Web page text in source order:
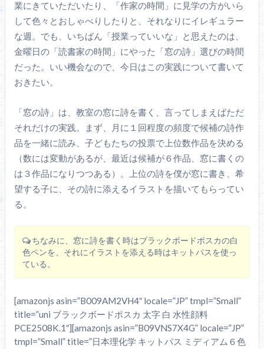
業にきていただいたり、「作家の時間」に見学の方がいら
して色々とおしゃべりしたりと、それなりにイレギュラー
な週。でも、いちばん「授業っていいな」と思えたのは、
金曜日の「読書家の時間」にやった「窓の詩」選びの時間
だった。いい機会なので、今日はこの実践について書いて
おきたい。
「窓の詩」は、教室の窓に詩を書く、言ってしまえばただ
それだけの実践。まず、月に１回程度の頻度で候補の詩作
品を一緒に読み、子どもたちの投票で上位数作品を決める
（数には変動があるが、最近は候補が６作品、窓に書くの
は３作品になりつつある）。上位の詩を僕が窓に書き、希
望する子に、その詩に添えるイラストを描いてもらってい
る。
ちなみに、窓に詩を書く時はブラックボードポスカの白
色ペンを、それにイラストを添える時はキットパスを使っ
ている。
[amazonjs asin=”B009AM2VH4″ locale=”JP” tmpl=”Small”
title=”uni ブラックボードポスカ 太字 白 水性顔料
PCE2508K.1″][amazonjs asin=”B09VNS7X4G” locale=”JP”
tmpl=”Small” title=”日本理化学 キットパス ミディアム６色